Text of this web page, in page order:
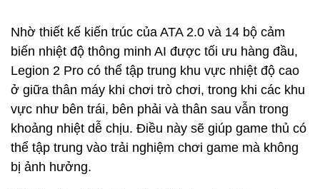
Nhờ thiết kế kiến ​​trúc của ATA 2.0 và 14 bộ cảm
biến nhiệt độ thông minh AI được tối ưu hàng đầu,
Legion 2 Pro có thể tập trung khu vực nhiệt độ cao
ở giữa thân máy khi chơi trò chơi, trong khi các khu
vực như bên trái, bên phải và thân sau vẫn trong
khoảng nhiệt dễ chịu. Điều này sẽ giúp game thủ có
thể tập trung vào trải nghiệm chơi game mà không
bị ảnh hưởng.